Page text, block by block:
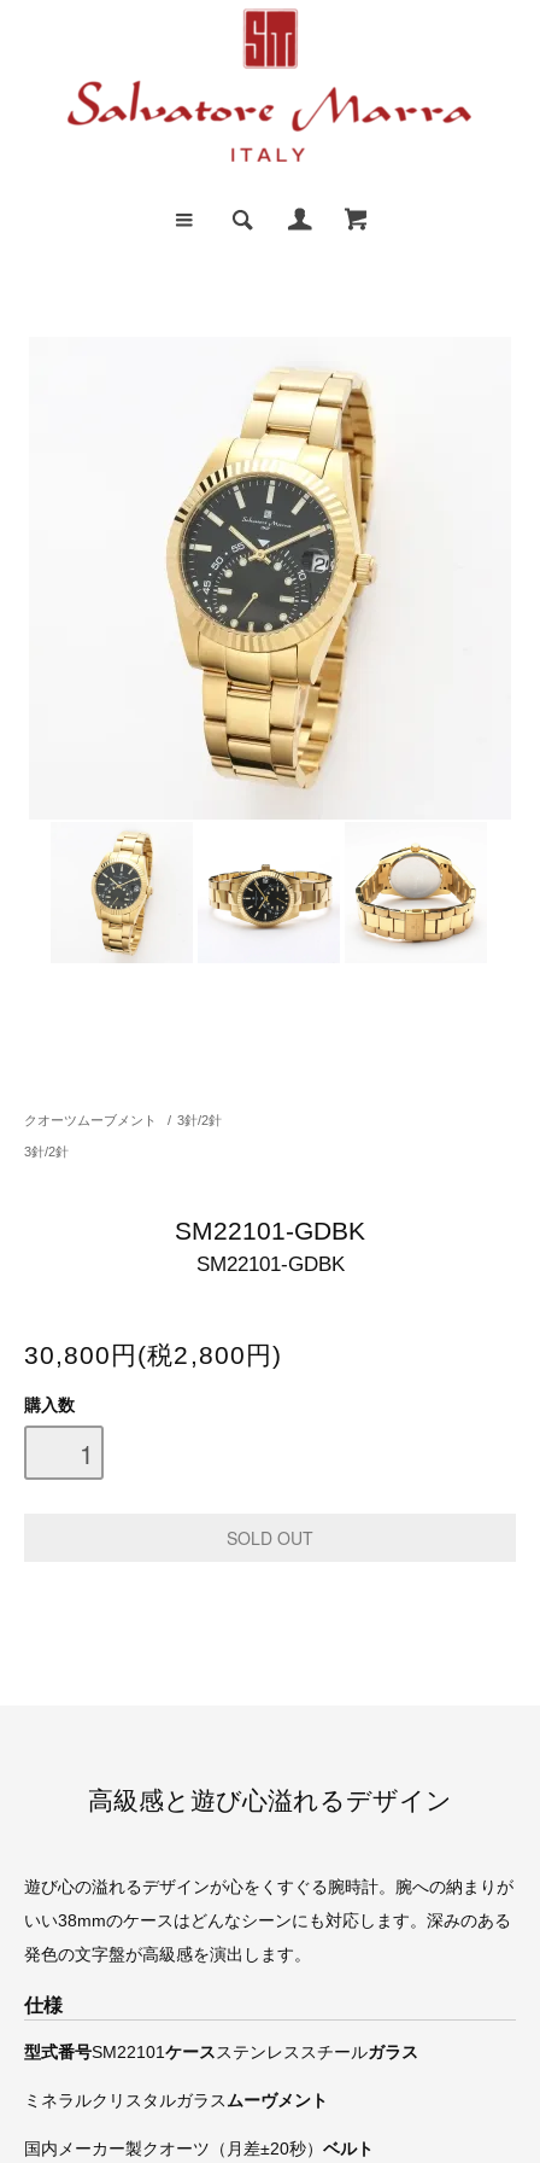
クオーツムーブメント / 3針/2針
3針/2針
SM22101-GDBK
SM22101-GDBK
30,800円(税2,800円)
購入数
高級感と遊び心溢れるデザイン
遊び心の溢れるデザインが心をくすぐる腕時計。腕への納まりが
いい38mmのケースはどんなシーンにも対応します。深みのある
発色の文字盤が高級感を演出します。
仕様
型式番号SM22101ケースステンレススチールガラス
ミネラルクリスタルガラスムーヴメント
国内メーカー製クオーツ（月差±20秒） ベルト